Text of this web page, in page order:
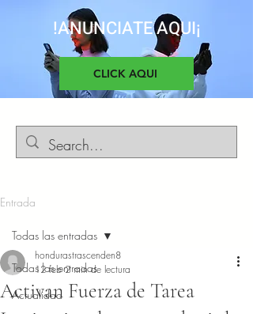
!ANUNCIATE AQUI¡
CLICK AQUI
Entrada
Todas las entradas
Actualidad
Todas las entradas
Activan Fuerza de Tarea
hondurastrascenden8
12 feb 2 min de lectura